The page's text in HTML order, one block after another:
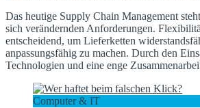
Das heutige Supply Chain Management
sich verändernden Anforderungen.
entscheidend, um Lieferketten
anpassungsfähig zu machen. Durch den
Technologien und eine enge
Computer & IT